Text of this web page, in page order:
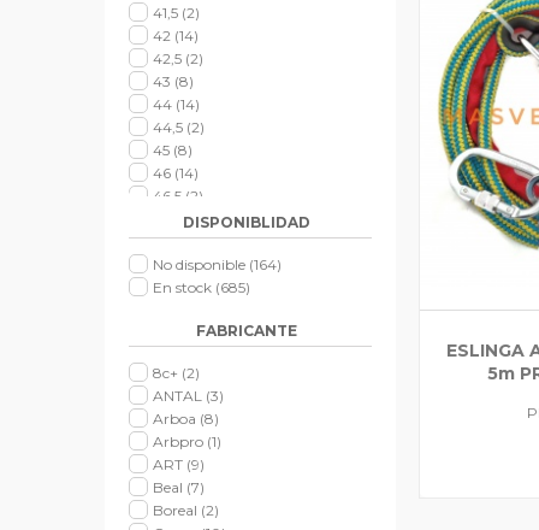
ESLINGA
5m
41,5 (2)
42 (14)
42,5 (2)
43 (8)
44 (14)
44,5 (2)
45 (8)
46 (14)
46,5 (2)
(7)
48(5)
XS(22)
S(40)
XXL (17)
XXXL(14)
T8 (1)
T9 (1)
T10 (1)
Derecho
Izquierdo(9)
DISPONIBLIDAD
No disponible (164)
En stock (685)
FABRICANTE
8c+ (2)
ANTAL (3)
Arboa (8)
Arbpro (1)
ART (9)
Beal (7)
Boreal (2)